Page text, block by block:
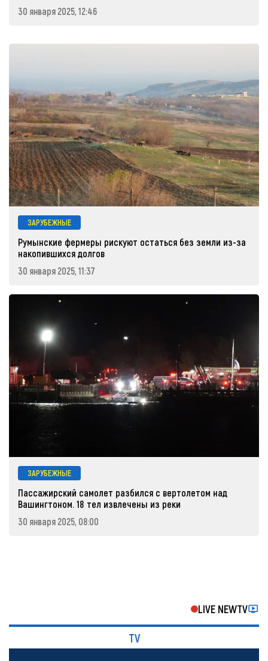
30 января 2025, 12:46
ЗАРУБЕЖНЫЕ
Румынские фермеры рискуют остаться без земли из-за
накопившихся долгов
30 января 2025, 11:37
ЗАРУБЕЖНЫЕ
Пассажирский самолет разбился с вертолетом над
Вашингтоном. 18 тел извлечены из реки
30 января 2025, 08:00
LIVE NEWTV
TV